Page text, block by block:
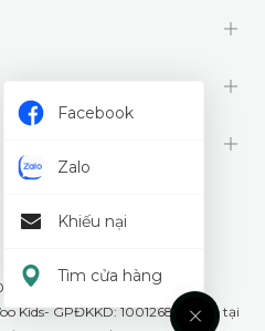
thuộc về Wookids
Kids- GPĐKKD: 1001268555 cấp tại
Facebook
Zalo
Khiếu nại
Tìm cửa hàng